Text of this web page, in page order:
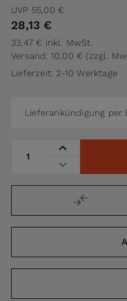
UVP 55,00 €
28,13 €
33,47 € inkl. MwSt.
Versand: 10,00 € (zzgl.
Lieferzeit: 2-10 Werktage
Lieferankündigung per